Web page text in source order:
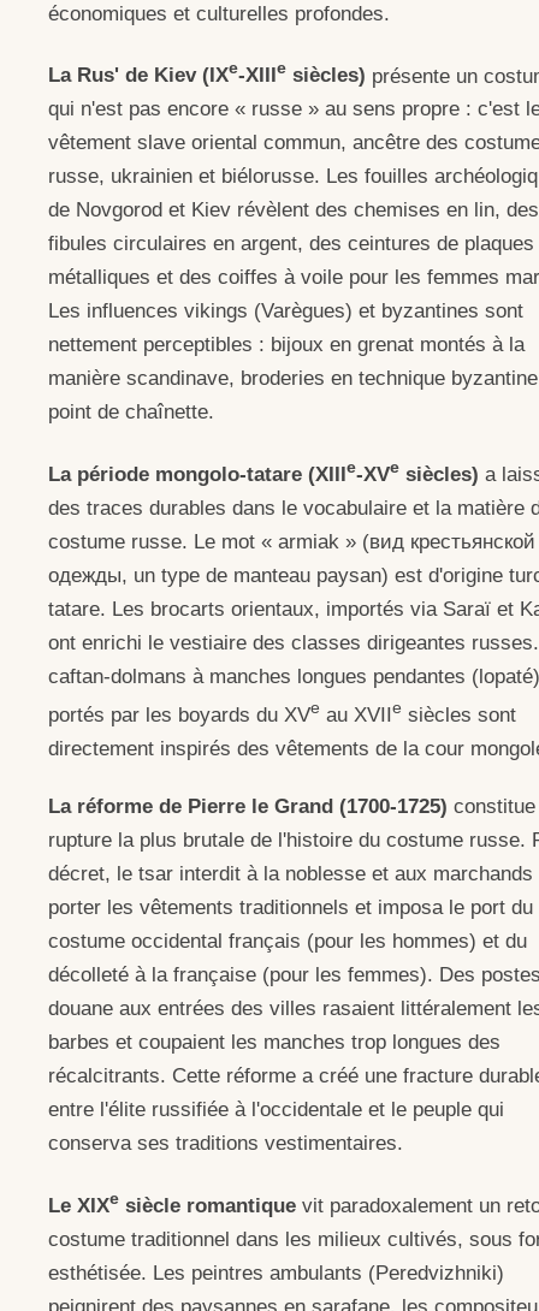
économiques et culturelles profondes.
La Rus' de Kiev (IXe-XIII e siècles) présente un
qui n'est pas encore « russe » au sens propre : c'est
vêtement slave oriental commun, ancêtre des
russe, ukrainien et biélorusse. Les fouilles
de Novgorod et Kiev révèlent des chemises en lin, des
fibules circulaires en argent, des ceintures de plaques
métalliques et des coiffes à voile pour les femmes
Les influences vikings (Varègues) et byzantines sont
nettement perceptibles : bijoux en grenat montés à la
manière scandinave, broderies en technique
point de chaînette.
La période mongolo-tatare (XIIIe-XVe siècles) a
des traces durables dans le vocabulaire et la matière
costume russe. Le mot « armiak » (вид крестьянской
одежды, un type de manteau paysan) est d'origine
tatare. Les brocarts orientaux, importés via Saraï et
ont enrichi le vestiaire des classes dirigeantes
caftan-dolmans à manches longues pendantes (lopaté)
portés par les boyards du XVe au XVIIe siècles sont
directement inspirés des vêtements de la cour
La réforme de Pierre le Grand (1700-1725)
rupture la plus brutale de l'histoire du costume russe.
décret, le tsar interdit à la noblesse et aux marchands
porter les vêtements traditionnels et imposa le port du
costume occidental français (pour les hommes) et du
décolleté à la française (pour les femmes). Des
douane aux entrées des villes rasaient littéralement
barbes et coupaient les manches trop longues des
récalcitrants. Cette réforme a créé une fracture
entre l'élite russifiée à l'occidentale et le peuple qui
conserva ses traditions vestimentaires.
Le XIXe siècle romantique vit paradoxalement un
costume traditionnel dans les milieux cultivés, sous
esthétisée. Les peintres ambulants (Peredvizhniki)
peignirent des paysannes en sarafane, les